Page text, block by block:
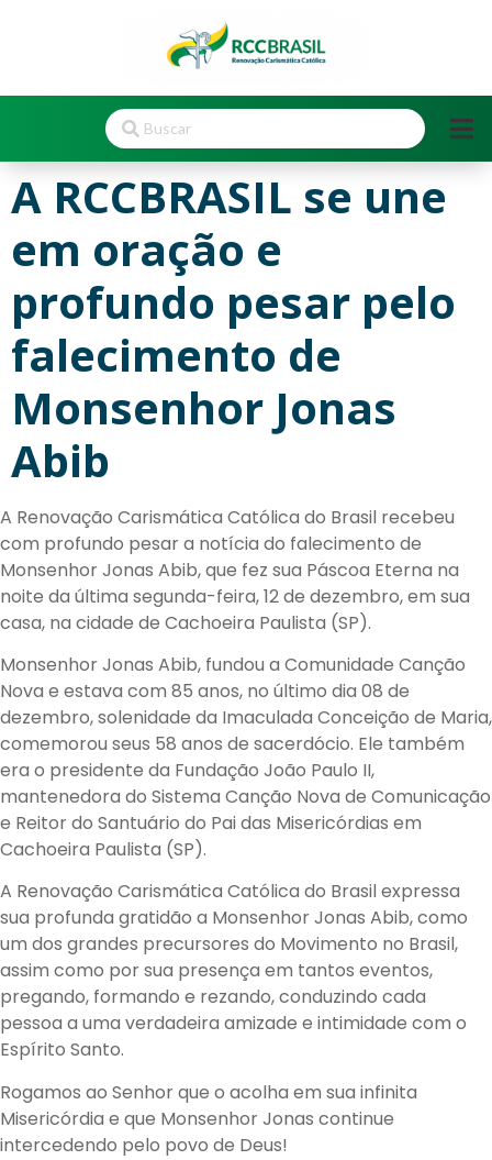
A RCCBRASIL se une
em oração e
profundo pesar pelo
falecimento de
Monsenhor Jonas
Abib
A Renovação Carismática Católica do Brasil recebeu
com profundo pesar a notícia do falecimento de
Monsenhor Jonas Abib, que fez sua Páscoa Eterna na
noite da última segunda-feira, 12 de dezembro, em sua
casa, na cidade de Cachoeira Paulista (SP).
Monsenhor Jonas Abib, fundou a Comunidade Canção
Nova e estava com 85 anos, no último dia 08 de
dezembro, solenidade da Imaculada Conceição de Maria,
comemorou seus 58 anos de sacerdócio. Ele também
era o presidente da Fundação João Paulo II,
mantenedora do Sistema Canção Nova de Comunicação
e Reitor do Santuário do Pai das Misericórdias em
Cachoeira Paulista (SP).
A Renovação Carismática Católica do Brasil expressa
sua profunda gratidão a Monsenhor Jonas Abib, como
um dos grandes precursores do Movimento no Brasil,
assim como por sua presença em tantos eventos,
pregando, formando e rezando, conduzindo cada
pessoa a uma verdadeira amizade e intimidade com o
Espírito Santo.
Rogamos ao Senhor que o acolha em sua infinita
Misericórdia e que Monsenhor Jonas continue
intercedendo pelo povo de Deus!